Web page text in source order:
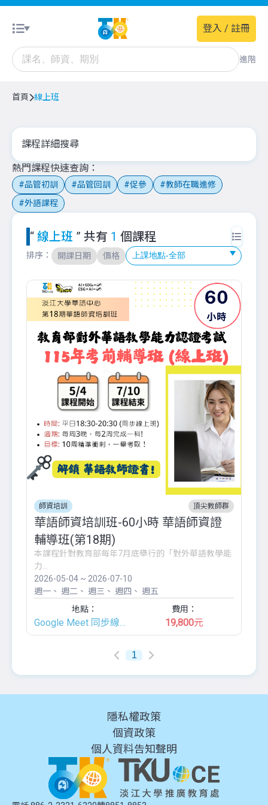
進階
登入 / 註冊
首頁 線上班
課程詳細搜尋
熱門課程快速查詢
品管初訓 品管回訓 促參
教師在職進修
外語課程
“ 線上班 ” 共有 1 個課程
排序： 開課日期 價格
師資培訓 頂尖教師群
華語師資培訓班-60小時 華語師資證
輔導班(第18期)
本課程針對教育部每年7月底舉行的「對外華語教學能
力...
2026-05-04 ~ 2026-07-10
週一
週二 週三 週四
週五
地點：
Google Meet 同步線上班
費用：
19,800元
1
隱私權政策
個資政策
個人資料告知聲明